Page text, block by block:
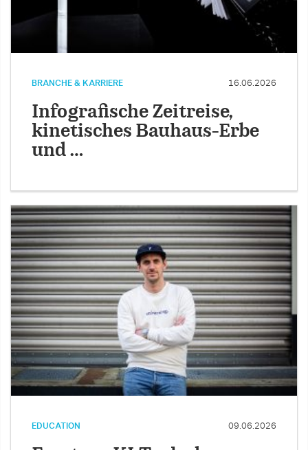
BRANCHE & KARRIERE 16.06.2026
Infografische Zeitreise,
kinetisches Bauhaus-Erbe
und …
EDUCATION 09.06.2026